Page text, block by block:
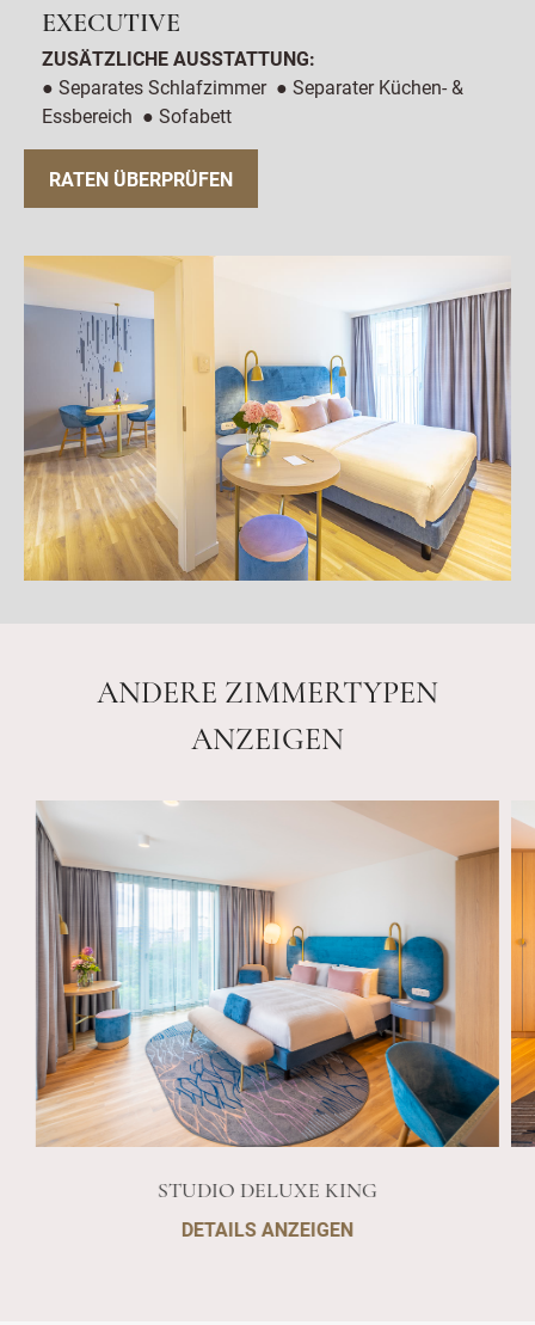
EXECUTIVE
ZUSÄTZLICHE AUSSTATTUNG:
● Separates Schlafzimmer ● Separater Küchen- &
Essbereich ● Sofabett
RATEN ÜBERPRÜFEN
ANDERE ZIMMERTYPEN
ANZEIGEN
STUDIO DELUXE KING
DETAILS ANZEIGEN